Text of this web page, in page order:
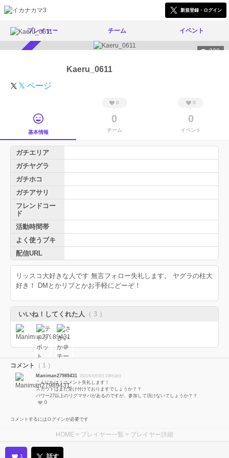
新規登録・ログイン
プレイヤー チーム イベント
228
Kaeru_0611
𝕏 ページ
基本情報
0
0
チーム
0
0
イベント
ガチエリア
ガチヤグラ
ガチホコ
ガチアサリ
フレンドコー
ド
活動時間帯
よく使うブキ
配信URL
リッスコ大好きな人です 無言フォロー失礼します。 ヤグラの柱大
好き！ DMとかリプとかお手軽にどーぞ！
いいね！してくれた人 （ 3 ）
コメント （ 1 ）
Maniman27989431 2021年9月6日 23時18分
こんにちは！コメント失礼します！
スカウトはまだ受け付けておりますでしょうか？？
パワー27以上のリグマサバがあるのですが、参加して頂けないでしょうか？？
0
コメントするにはログインが必要です
HOME > プレイヤー一覧 > プレイヤー詳細
3 話す